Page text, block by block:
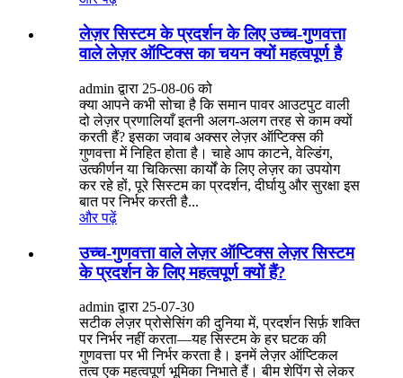
लेज़र सिस्टम के प्रदर्शन के लिए उच्च-गुणवत्ता
वाले लेज़र ऑप्टिक्स का चयन क्यों महत्वपूर्ण है
admin द्वारा 25-08-06 को
क्या आपने कभी सोचा है कि समान पावर आउटपुट वाली
दो लेज़र प्रणालियाँ इतनी अलग-अलग तरह से काम क्यों
करती हैं? इसका जवाब अक्सर लेज़र ऑप्टिक्स की
गुणवत्ता में निहित होता है। चाहे आप काटने, वेल्डिंग,
उत्कीर्णन या चिकित्सा कार्यों के लिए लेज़र का उपयोग
कर रहे हों, पूरे सिस्टम का प्रदर्शन, दीर्घायु और सुरक्षा इस
बात पर निर्भर करती है...
और पढ़ें
उच्च-गुणवत्ता वाले लेज़र ऑप्टिक्स लेज़र सिस्टम
के प्रदर्शन के लिए महत्वपूर्ण क्यों हैं?
admin द्वारा 25-07-30
सटीक लेज़र प्रोसेसिंग की दुनिया में, प्रदर्शन सिर्फ़ शक्ति
पर निर्भर नहीं करता—यह सिस्टम के हर घटक की
गुणवत्ता पर भी निर्भर करता है। इनमें लेज़र ऑप्टिकल
तत्व एक महत्वपूर्ण भूमिका निभाते हैं। बीम शेपिंग से लेकर